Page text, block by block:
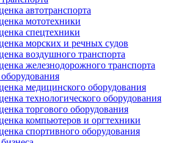
автотранспорта
мототехники
спецтехники
морских и речных судов
воздушного транспорта
железнодорожного транспорта
медицинского оборудования
технологического оборудования
торгового оборудования
компьютеров и оргтехники
спортивного оборудования